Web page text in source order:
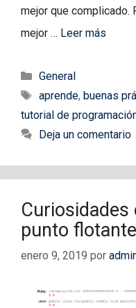
mejor que complicado.
mejor … Leer más
Categorías
General
Etiquetas
aprende, buenas
tutorial de
Deja un comentario
Curiosidades
punto flotante
enero 9, 2019 por